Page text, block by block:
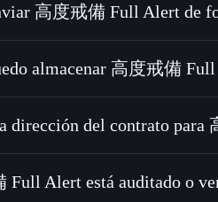
al instante: operar con
: promedio de coste en dólares
forma privada: transferir
de Solflare
forma segura: almacenar
高度戒備 Full Alert de
agregador de
almacenar 高度戒備
高度戒備 Full
dirección del contrato
高
Full Alert está auditado o